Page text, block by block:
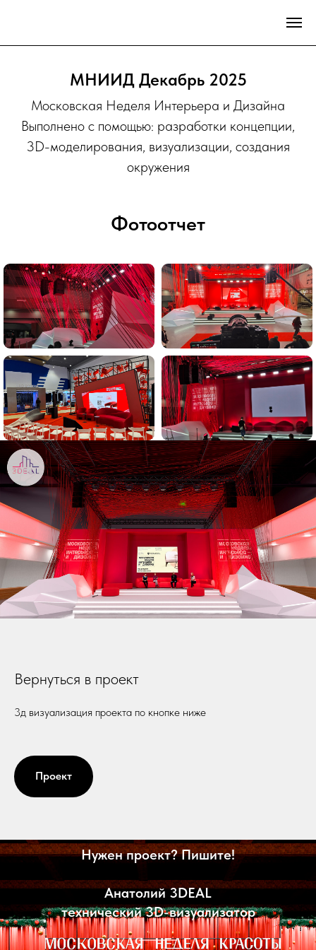
МНИИД Декабрь 2025
Московская Неделя Интерьера и Дизайна
Выполнено с помощью: разработки концепции,
3D-моделирования, визуализации, создания
окружения
Фотоотчет
Вернуться в проект
3д визуализация проекта по кнопке ниже
Проект
Нужен проект? Пишите!
Анатолий 3DEAL
технический 3D-визуализатор